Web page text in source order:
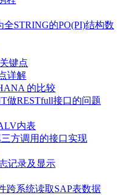
STRING的PO(PI)结构数
键点
详解
的比较
做RESTfull接口的问题
内表
方调用的接口实现
记录及显示
跨系统读取SAP表数据